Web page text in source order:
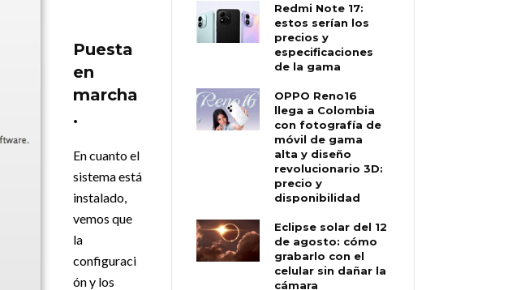
Puesta
en
marcha
.
En cuanto el
sistema está
instalado,
vemos que
la
configuraci
ón y los
Redmi Note 17:
estos serían los
precios y
especificaciones
de la gama
OPPO Reno16
llega a Colombia
con fotografía de
móvil de gama
alta y diseño
revolucionario 3D:
precio y
disponibilidad
Eclipse solar del 12
de agosto: cómo
grabarlo con el
celular sin dañar la
cámara